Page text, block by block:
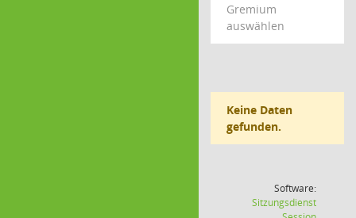
Gremium
auswählen
Keine Daten
gefunden.
Software:
Sitzungsdienst